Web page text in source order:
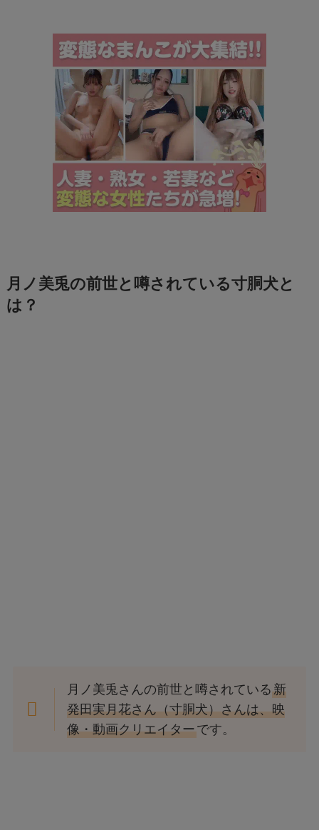
月ノ美兎の前世と噂されている寸胴犬と
は？
月ノ美兎さんの前世と噂されている新
発田実月花さん（寸胴犬）さんは、映
像・動画クリエイターです。